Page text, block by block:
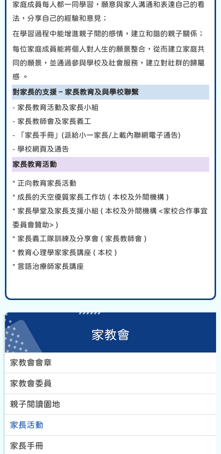
家庭成員每人都一同學習，願意與家人溝通和表達自己的看
法，分享自己的經驗和意見；
在學習過程中能增進親子間的感情，建立和諧的親子關係；
每位家庭成員能將個人對人生的願景整合，從而建立家庭共
同的願景，並通過參與學校及社會服務，建立對社群的歸屬
感 。
對家長的支援 – 家長教育及與學校聯繫
- 家長教育活動及家長小組
- 家長教師會及家長義工
- 「家長手冊」(派給小一家長/上載內聯網電子通告)
- 學校網頁及通告
家長教育活動
* 正向教育家長活動
* 成長的天空優質家長工作坊 ( 本校及外間機構 )
* 家長學堂及家長支援小組 ( 本校及外間機構 <家校合作事宜
委員會贊助> )
* 家長義工隊訓練及分享會 ( 家長教師會 )
* 教育心理學家家長講座 ( 本校 )
* 言語治療師家長講座
家教會
家教會會章
家教會委員
親子閱讀園地
家長活動
家長手冊